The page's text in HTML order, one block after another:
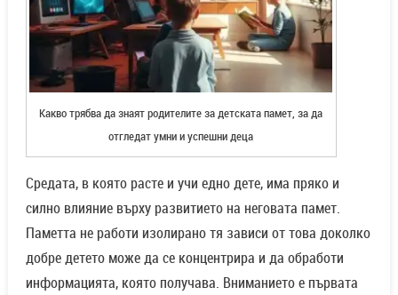
Какво трябва да знаят родителите за детската памет, за да
отгледат умни и успешни деца
Средата, в която расте и учи едно дете, има пряко и
силно влияние върху развитието на неговата памет.
Паметта не работи изолирано тя зависи от това доколко
добре детето може да се концентрира и да обработи
информацията, която получава. Вниманието е първата